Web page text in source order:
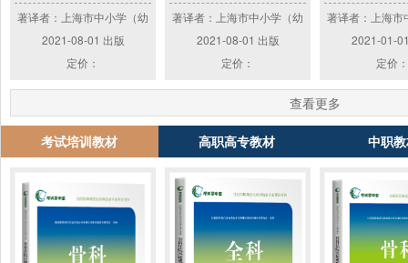
著译者：上海市中小学（幼
2021-08-01 出版
定价：
著译者：上海市中小学（幼
2021-08-01 出版
定价：
著译者：上海市
2021-01-
定价：
查看更多
考试培训教材 高职高专教材 中职